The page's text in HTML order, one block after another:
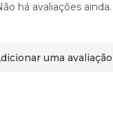
há avaliações ainda.
uma avaliação